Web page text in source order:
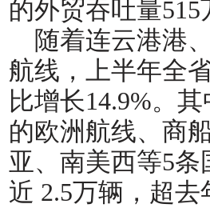
的外贸吞吐量
随着连云港港
航线，上半年全
比增长14.9%。
的欧洲航线、商
亚、南美西等5
近 2.5万辆，超